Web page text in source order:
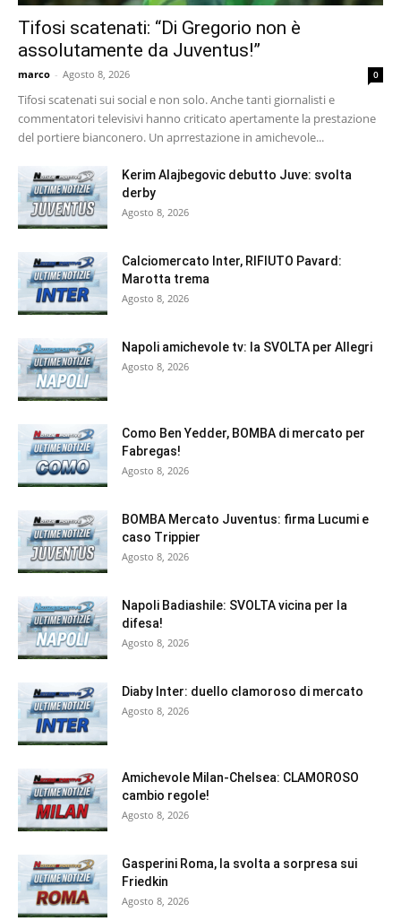
Tifosi scatenati: “Di Gregorio non è
assolutamente da Juventus!”
marco - Agosto 8, 2026 0
Tifosi scatenati sui social e non solo. Anche tanti giornalisti e
commentatori televisivi hanno criticato apertamente la prestazione
del portiere bianconero. Un aprrestazione in amichevole...
Kerim Alajbegovic debutto Juve: svolta
derby
Agosto 8, 2026
Calciomercato Inter, RIFIUTO Pavard:
Marotta trema
Agosto 8, 2026
Napoli amichevole tv: la SVOLTA per Allegri
Agosto 8, 2026
Como Ben Yedder, BOMBA di mercato per
Fabregas!
Agosto 8, 2026
BOMBA Mercato Juventus: firma Lucumi e
caso Trippier
Agosto 8, 2026
Napoli Badiashile: SVOLTA vicina per la
difesa!
Agosto 8, 2026
Diaby Inter: duello clamoroso di mercato
Agosto 8, 2026
Amichevole Milan-Chelsea: CLAMOROSO
cambio regole!
Agosto 8, 2026
Gasperini Roma, la svolta a sorpresa sui
Friedkin
Agosto 8, 2026